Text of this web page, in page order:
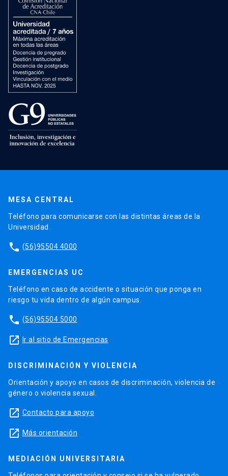
MESA CENTRAL
Teléfono para comunicarse con las distintas áreas de la
Universidad.
phone (56)95504 4000
EMERGENCIAS UC
Teléfono en caso de accidente o situación que ponga en
riesgo tu vida dentro de algún campus.
phone (56)95504 5000
launch Ir al sitio de Emergencias
DISCRIMINACIÓN Y VIOLENCIA
Orientación y apoyo en casos de discriminación, violencia de
género o violencia sexual.
launch Contacto para apoyo
launch Más orientación
MEDIACIÓN UNIVERSITARIA